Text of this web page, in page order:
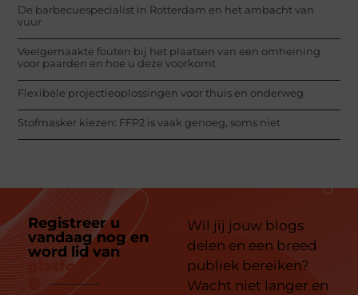
De barbecuespecialist in Rotterdam en het ambacht van
vuur
Veelgemaakte fouten bij het plaatsen van een omheining
voor paarden en hoe u deze voorkomt
Flexibele projectieoplossingen voor thuis en onderweg
Stofmasker kiezen: FFP2 is vaak genoeg, soms niet
Registreer u
vandaag nog en
word lid van
platform
Wil jij jouw blogs
delen en een breed
publiek bereiken?
Wacht niet langer en